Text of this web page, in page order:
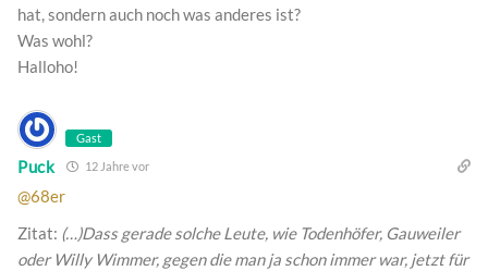
hat, sondern auch noch was anderes ist?
Was wohl?
Halloho!
Gast
Puck 12 Jahre vor
@68er
Zitat: (…)Dass gerade solche Leute, wie Todenhöfer, Gauweiler
oder Willy Wimmer, gegen die man ja schon immer war, jetzt für